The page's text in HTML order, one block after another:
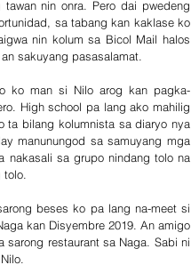
nin onra. Pero dai pwedeng
sa tabang kan kaklase ko
nin kolum sa Bicol Mail halos
sakuyang pasasalamat.
ko man si Nilo arog kan pagka-
High school pa lang ako mahilig
ta bilang kolumnista sa diaryo nya
manunungod sa samuyang mga
nakasali sa grupo nindang tolo na
tolo.
beses ko pa lang na-meet si
kan Disyembre 2019. An amigo
sarong restaurant sa Naga. Sabi ni